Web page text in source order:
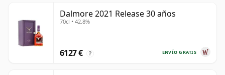
Dalmore 2021 Release 30 años
70cl • 42.8%
ENVÍO GRATIS
6127 € ?